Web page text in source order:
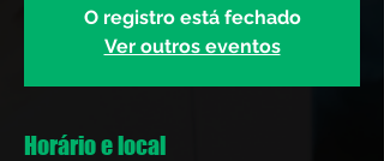
O registro está fechado
Ver outros eventos
Horário e local